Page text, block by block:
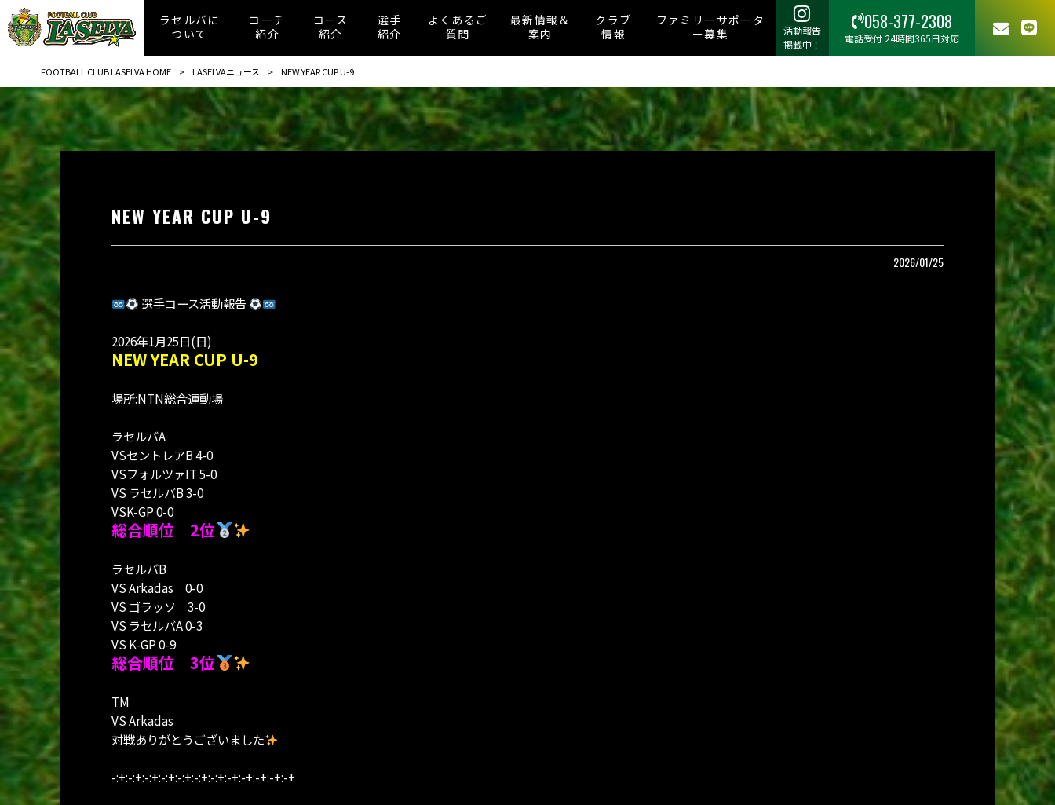
ラセルバに
ついて
コーチ
紹介
コース
紹介
選手
紹介
よくあるご
質問
最新情報＆
案内
クラブ
情報
ファミリーサポータ
ー募集
活動報告
掲載中！
058-377-2308
電話受付 24時間365日対応
FOOTBALL CLUB LASELVA HOME > LASELVAニュース > NEW YEAR CUP U-9
NEW YEAR CUP U-9
2026/01/25
選手コース活動報告
2026年1月25日(日)
NEW YEAR CUP U-9
場所:NTN総合運動場
ラセルバA
VSセントレアB 4-0
VSフォルツァIT 5-0
VS ラセルバB 3-0
VSK-GP 0-0
総合順位 2位
ラセルバB
VS Arkadas 0-0
VS ゴラッソ 3-0
VS ラセルバA 0-3
VS K-GP 0-9
総合順位 3位
TM
VS Arkadas
対戦ありがとうございました
-:+:-:+:-:+:-:+:-:+:-:+:-:+:-+:-+:-+:-+:-+